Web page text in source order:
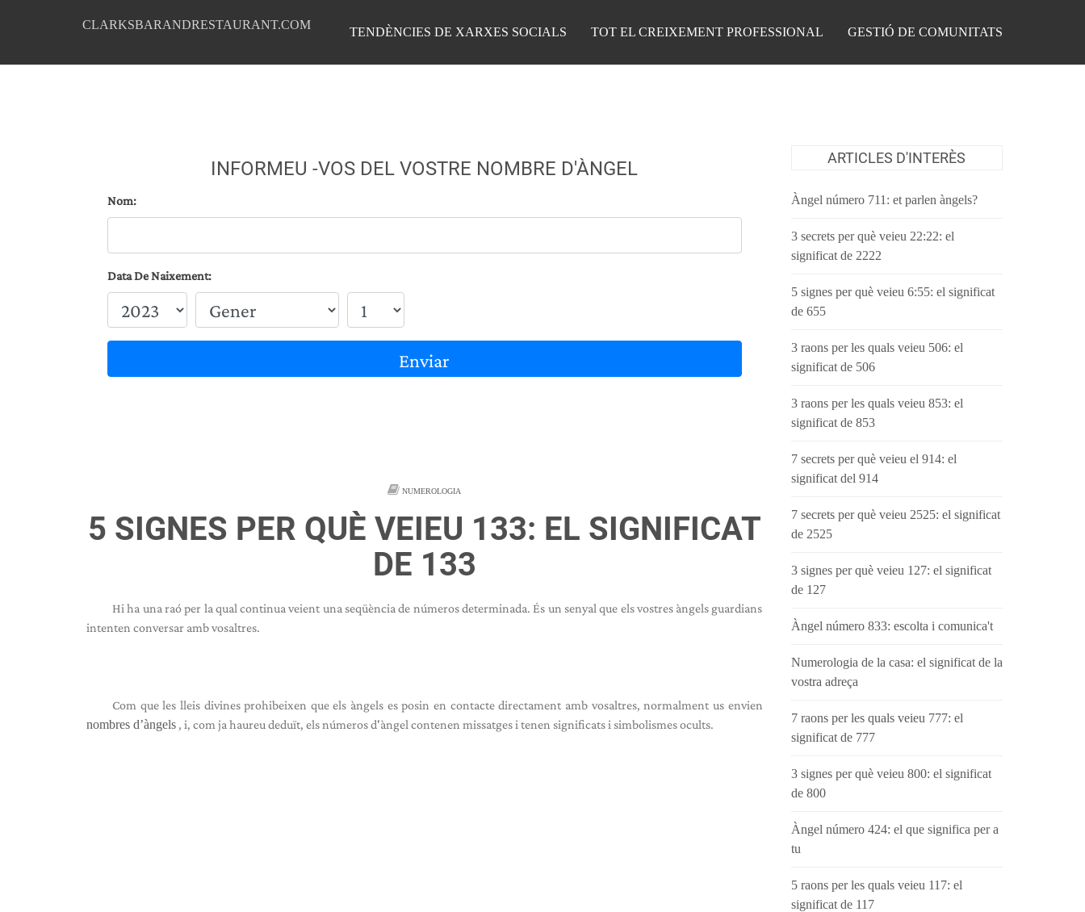
CLARKSBARANDRESTAURANT.COM
TENDÈNCIES DE XARXES SOCIALS TOT EL CREIXEMENT PROFESSIONAL GESTIÓ DE COMUNITATS
INFORMEU -VOS DEL VOSTRE NOMBRE D'ÀNGEL
Nom:
Data De Naixement:
Enviar
NUMEROLOGIA
5 SIGNES PER QUÈ VEIEU 133: EL SIGNIFICAT
DE 133
Hi ha una raó per la qual continua veient una seqüència de números determinada. És un senyal que els vostres àngels guardians
intenten conversar amb vosaltres.
Com que les lleis divines prohibeixen que els àngels es posin en contacte directament amb vosaltres, normalment us envien
nombres d’àngels , i, com ja haureu deduït, els números d'àngel contenen missatges i tenen significats i simbolismes ocults.
ARTICLES D'INTERÈS
Àngel número 711: et parlen àngels?
3 secrets per què veieu 22:22: el
significat de 2222
5 signes per què veieu 6:55: el significat
de 655
3 raons per les quals veieu 506: el
significat de 506
3 raons per les quals veieu 853: el
significat de 853
7 secrets per què veieu el 914: el
significat del 914
7 secrets per què veieu 2525: el significat
de 2525
3 signes per què veieu 127: el significat
de 127
Àngel número 833: escolta i comunica't
Numerologia de la casa: el significat de la
vostra adreça
7 raons per les quals veieu 777: el
significat de 777
3 signes per què veieu 800: el significat
de 800
Àngel número 424: el que significa per a
tu
5 raons per les quals veieu 117: el
significat de 117